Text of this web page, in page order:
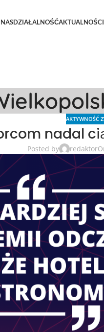
DZIAŁALNOŚĆAKTUALNOŚCI
AKTYWNOŚĆ
nadal
Posted by redaktor